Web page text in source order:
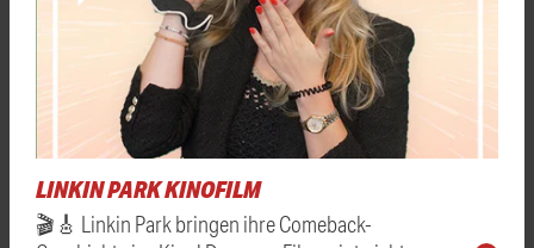
LINKIN PARK KINOFILM
🎬🎸 Linkin Park bringen ihre Comeback-